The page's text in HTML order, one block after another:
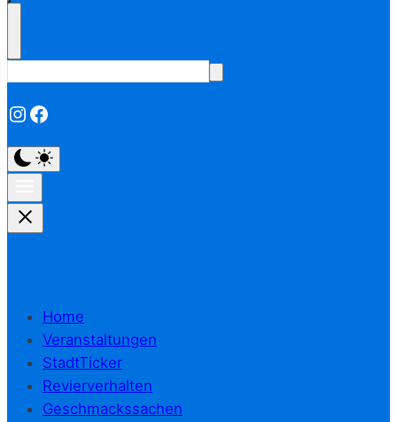
Instagram
Facebook
Home
Veranstaltungen
StadtTicker
Revierverhalten
Geschmackssachen